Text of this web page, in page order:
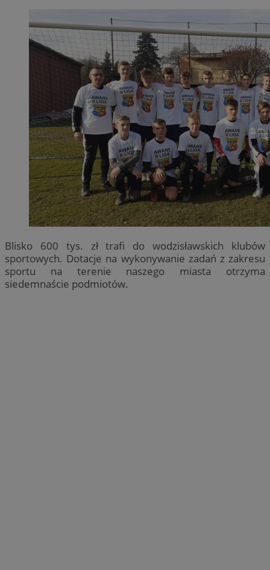
Blisko 600 tys. zł trafi do wodzisławskich klubów
sportowych. Dotacje na wykonywanie zadań z zakresu
sportu na terenie naszego miasta otrzyma
siedemnaście podmiotów.